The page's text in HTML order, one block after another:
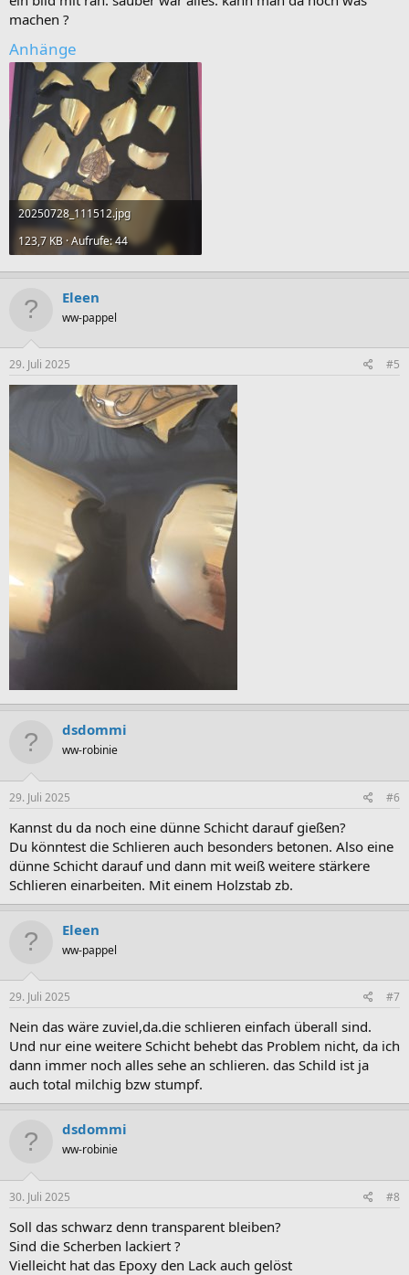
machen ?
Anhänge
20250728_111512.jpg
123,7 KB · Aufrufe: 44
Eleen
ww-pappel
29. Juli 2025 #5
dsdommi
ww-robinie
29. Juli 2025 #6
Kannst du da noch eine dünne Schicht darauf gießen?
Du könntest die Schlieren auch besonders betonen. Also eine
dünne Schicht darauf und dann mit weiß weitere stärkere
Schlieren einarbeiten. Mit einem Holzstab zb.
Eleen
ww-pappel
29. Juli 2025 #7
Nein das wäre zuviel,da.die schlieren einfach überall sind.
Und nur eine weitere Schicht behebt das Problem nicht, da ich
dann immer noch alles sehe an schlieren. das Schild ist ja
auch total milchig bzw stumpf.
dsdommi
ww-robinie
30. Juli 2025 #8
Soll das schwarz denn transparent bleiben?
Sind die Scherben lackiert ?
Vielleicht hat das Epoxy den Lack auch gelöst